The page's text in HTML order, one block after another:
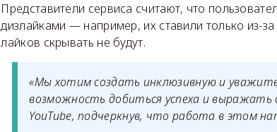
Представители сервиса считают, что
дизлайками — например, их ставили только из-
лайков скрывать не будут.
«Мы хотим создать инклюзивную и
возможность добиться успеха и выражать
YouTube, подчеркнув, что работа в этом